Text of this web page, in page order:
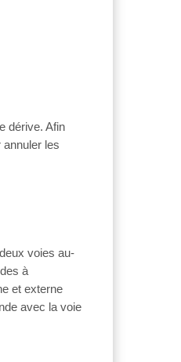
dérive. Afin
les
voies au-
à
et externe
avec la voie